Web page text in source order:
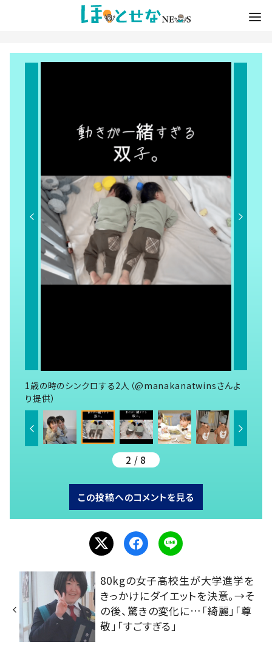
1歳の時のシンクロする2人（@manakanatwinsさんよ
り提供）
2 / 8
この投稿へのコメントを見る
80kgの女子高校生が大学進学を
きっかけにダイエットを決意。→そ
の後、驚きの変化に…「綺麗」「尊
敬」「すごすぎる」